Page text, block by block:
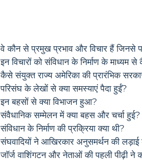
वे कौन से प्रमुख प्रभाव और विचार हैं जिनसे
इन विचारों को संविधान के निर्माण के माध्यम
कैसे संयुक्त राज्य अमेरिका की प्रारंभिक
परिसंघ के लेखों से क्या समस्याएं पैदा हुईं?
इन बहसों से क्या विभाजन हुआ?
संवैधानिक सम्मेलन में क्या बहस और चर्चा हुई?
संविधान के निर्माण की प्रक्रिया क्या थी?
संघवादियों ने आखिरकार अनुसमर्थन की
जॉर्ज वाशिंगटन और नेताओं की पहली पीढ़ी ने